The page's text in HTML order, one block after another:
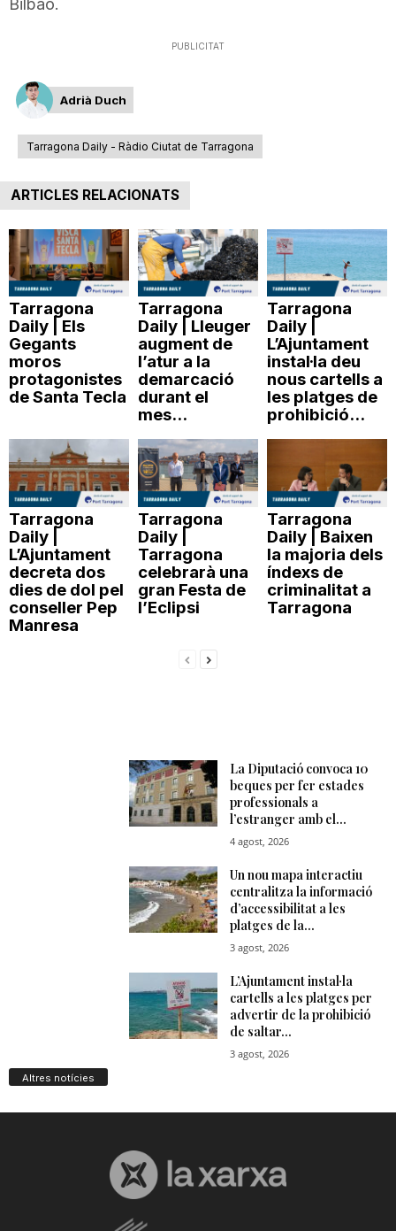
Bilbao.
PUBLICITAT
Adrià Duch
Tarragona Daily - Ràdio Ciutat de Tarragona
ARTICLES RELACIONATS
Tarragona
Daily | Els
Gegants
moros
protagonistes
de Santa Tecla
Tarragona
Daily | Lleuger
augment de
l’atur a la
demarcació
durant el
mes...
Tarragona
Daily |
L’Ajuntament
instal·la deu
nous cartells a
les platges de
prohibició...
Tarragona
Daily |
L’Ajuntament
decreta dos
dies de dol pel
conseller Pep
Manresa
Tarragona
Daily |
Tarragona
celebrarà una
gran Festa de
l’Eclipsi
Tarragona
Daily | Baixen
la majoria dels
índexs de
criminalitat a
Tarragona
Altres notícies